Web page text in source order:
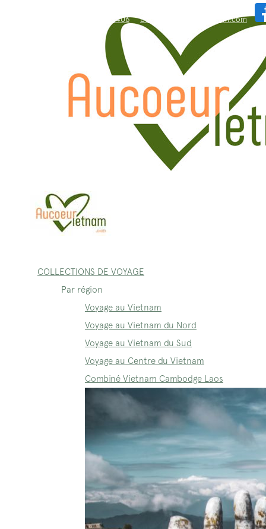
WhatsApp: +84.909.426.406 bonjour@aucoeurvietnam.com
COLLECTIONS DE VOYAGE
Par région
Voyage au Vietnam
Voyage au Vietnam du Nord
Voyage au Vietnam du Sud
Voyage au Centre du Vietnam
Combiné Vietnam Cambodge Laos